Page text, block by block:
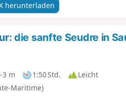
herunterladen
die sanfte Seudre in
-3 m 1:50 Std.
Leicht
Maritime)